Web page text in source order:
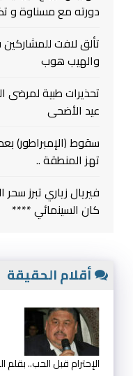
دورته مع مسناوة و
تألق لافت
والهيب هوب
تحذيرات طبية
عيد الأضحى
تهز المنطقة ..
فيريال زياري تبرز
كان السينمائي ****
أقلام الحقيقة
الإحترام قبل الحب.. بقلم